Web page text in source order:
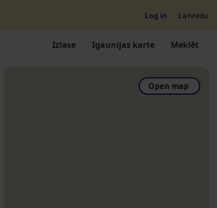
Log in Latviešu
Izlase Igaunijas karte Meklēt
Open map